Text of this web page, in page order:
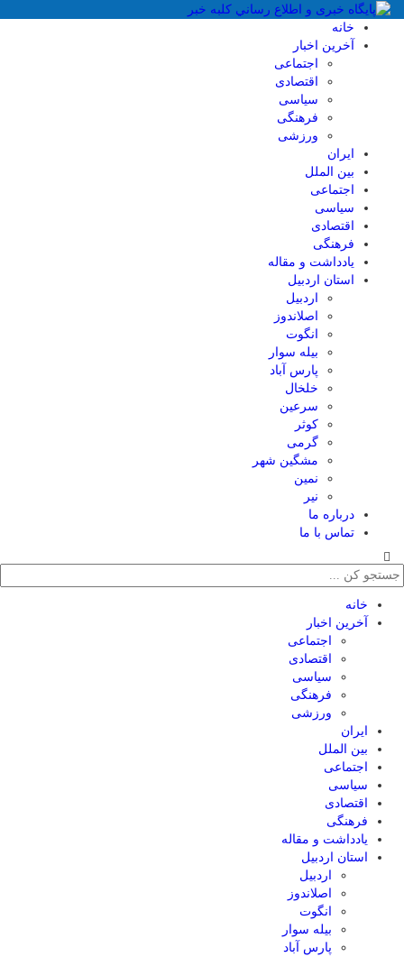
خانه
آخرین اخبار
اجتماعی
اقتصادی
سیاسی
فرهنگی
ورزشی
ایران
بین الملل
اجتماعی
سیاسی
اقتصادی
فرهنگی
یادداشت و مقاله
استان اردبیل
اردبیل
اصلاندوز
انگوت
بیله سوار
پارس آباد
خلخال
سرعین
کوثر
گرمی
مشگین شهر
نمین
نیر
درباره ما
تماس با ما
خانه
آخرین اخبار
اجتماعی
اقتصادی
سیاسی
فرهنگی
ورزشی
ایران
بین الملل
اجتماعی
سیاسی
اقتصادی
فرهنگی
یادداشت و مقاله
استان اردبیل
اردبیل
اصلاندوز
انگوت
بیله سوار
پارس آباد